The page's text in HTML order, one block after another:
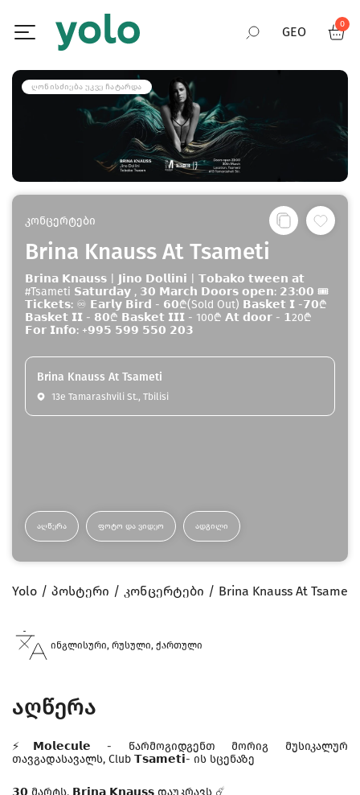
GEO
0
ᲦᲝᲜᲘᲡᲫᲘᲔᲑᲐ ᲣᲙᲕᲔ ᲩᲐᲢᲐᲠᲓᲐ
კონცერტები
Brina Knauss At Tsameti
𝗕𝗿𝗶𝗻𝗮 𝗞𝗻𝗮𝘂𝘀𝘀 | 𝗝𝗶𝗻𝗼 𝗗𝗼𝗹𝗹𝗶𝗻𝗶 | 𝗧𝗼𝗯𝗮𝗸𝗼 𝘁𝘄𝗲𝗲𝗻 𝗮𝘁
#Tsameti 𝗦𝗮𝘁𝘂𝗿𝗱𝗮𝘆 , 𝟯𝟬 𝗠𝗮𝗿𝗰𝗵 𝗗𝗼𝗼𝗿𝘀 𝗼𝗽𝗲𝗻: 𝟮𝟯:𝟬𝟬 🎟
𝗧𝗶𝗰𝗸𝗲𝘁𝘀: ♾️ 𝗘𝗮𝗿𝗹𝘆 𝗕𝗶𝗿𝗱 - 𝟲𝟬₾(Sold Out) 𝗕𝗮𝘀𝗸𝗲𝘁 𝗜 -𝟳𝟬₾
𝗕𝗮𝘀𝗸𝗲𝘁 𝗜𝗜 - 𝟴𝟬₾ 𝗕𝗮𝘀𝗸𝗲𝘁 𝗜𝗜𝗜 - 100₾ 𝗔𝘁 𝗱𝗼𝗼𝗿 - 𝟭20₾
𝗙𝗼𝗿 𝗜𝗻𝗳𝗼: +𝟵𝟵𝟱 𝟱𝟵𝟵 𝟱𝟱𝟬 𝟮𝟬𝟯
Brina Knauss At Tsameti
13e Tamarashvili St., Tbilisi
ᲐᲦᲬᲔᲠᲐ ᲤᲝᲢᲝ ᲓᲐ ᲕᲘᲓᲔᲝ ᲐᲓᲒᲘᲚᲘ
Yolo პოსტერი კონცერტები Brina Knauss At Tsameti
ინგლისური, რუსული, ქართული
აღწერა
⚡️𝗠𝗼𝗹𝗲𝗰𝘂𝗹𝗲 - წარმოგიდგენთ მორიგ მუსიკალურ
თავგადასავალს, Club 𝗧𝘀𝗮𝗺𝗲𝘁𝗶- ის სცენაზე